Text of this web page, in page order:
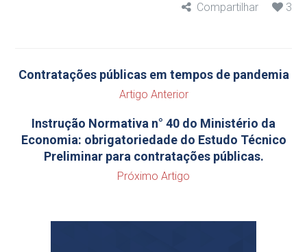
Compartilhar
3
Contratações públicas em tempos de pandemia
Artigo Anterior
Instrução Normativa n° 40 do Ministério da
Economia: obrigatoriedade do Estudo Técnico
Preliminar para contratações públicas.
Próximo Artigo